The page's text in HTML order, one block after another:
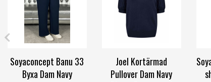
Soyaconcept Banu 33
Byxa Dam Navy
Joel Kortärmad
Pullover Dam Navy